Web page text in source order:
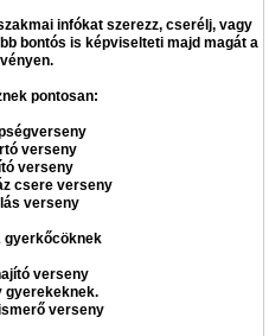
infókat szerezz, cserélj, vagy
bontós is képviselteti majd magát a
pontosan:
verseny
verseny
csere verseny
verseny
gyerkőcöknek
verseny
gyerekeknek.
verseny